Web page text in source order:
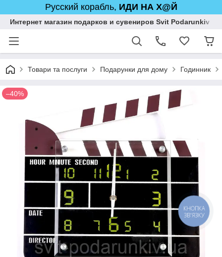
Русский корабль, ИДИ НА Х@Й
Интернет магазин подарков и сувениров Svit Podarunkiv
Товари та послуги Подарунки для дому Годинник
–40%
КНОПКА
ЗВ'ЯЗКУ